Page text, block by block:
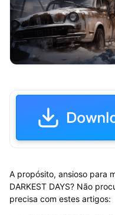
A propósito, ansioso para
DARKEST DAYS? Não
precisa com estes artigos: